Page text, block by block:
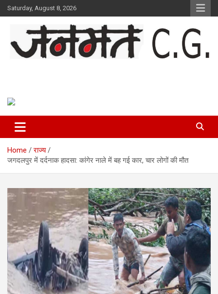
Skip
to
Saturday, August 8, 2026
Home
राज्य
जगदलपुर में दर्दनाक हादसा: कांगेर नाले में बह गई कार, चार लोगों की मौत